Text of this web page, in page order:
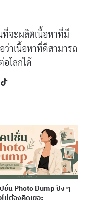
วยกันได้
วิต
รียน แต่
คัดลอก
ยภาพ คัดลอก
ที่จะผลิตเนื้อหาที่มี
ว่าเนื้อหาที่ดีสามารถ
โลกได้
Instagram
ชั่น Photo Dump ปัง ๆ
ม่ต้องคิดเยอะ